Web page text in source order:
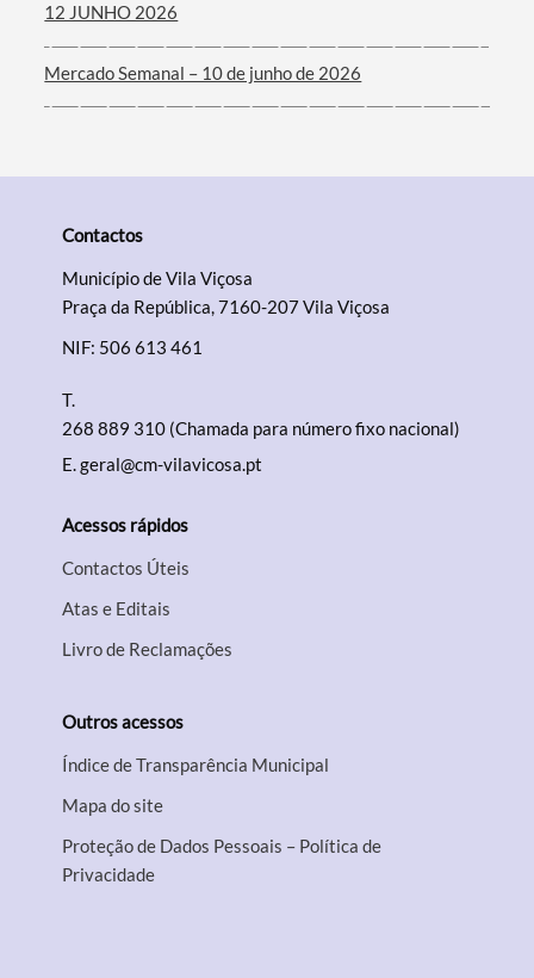
12 JUNHO 2026
Mercado Semanal – 10 de junho de 2026
Contactos
Município de Vila Viçosa
Praça da República, 7160-207 Vila Viçosa
NIF: 506 613 461
T.
268 889 310 (Chamada para número fixo nacional)
E.geral@cm-vilavicosa.pt
Acessos rápidos
Contactos Úteis
Atas e Editais
Livro de Reclamações
Outros acessos
Índice de Transparência Municipal
Mapa do site
Proteção de Dados Pessoais – Política de
Privacidade